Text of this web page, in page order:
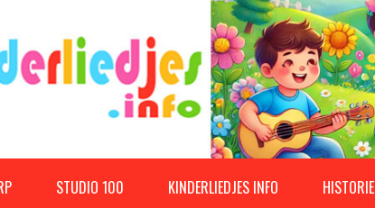
STUDIO 100 KINDERLIEDJES INFO HISTORIE